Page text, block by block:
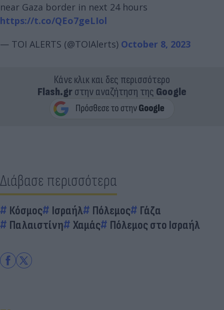
near Gaza border in next 24 hours
https://t.co/QEo7geLIol
— TOI ALERTS (@TOIAlerts) October 8, 2023
Κάνε κλικ και δες περισσότερο
Flash.grστην αναζήτηση της Google
Διάβασε περισσότερα
Κόσμος Ισραήλ Πόλεμος
Γάζα
Παλαιστίνη
Χαμάς Πόλεμος στο Ισραήλ